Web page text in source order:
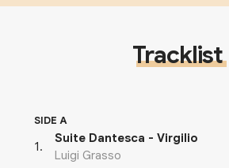
Tracklist
SIDE A
1 .
Suite Dantesca - Virgilio
Luigi Grasso